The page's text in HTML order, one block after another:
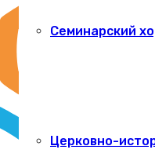
Семинарский
Церковно-